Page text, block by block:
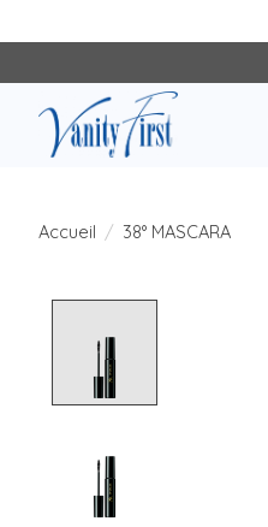
Accueil / 38° MASCARA